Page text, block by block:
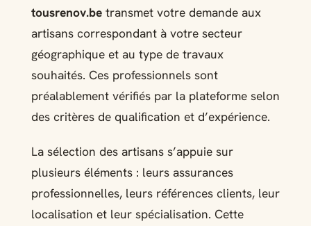
tousrenov.betransmet votre demande aux
artisans correspondant à votre secteur
géographique et au type de travaux
souhaités. Ces professionnels sont
préalablement vérifiés par la plateforme selon
des critères de qualification et d’expérience.
La sélection des artisans s’appuie sur
plusieurs éléments : leurs assurances
professionnelles, leurs références clients, leur
localisation et leur spécialisation. Cette